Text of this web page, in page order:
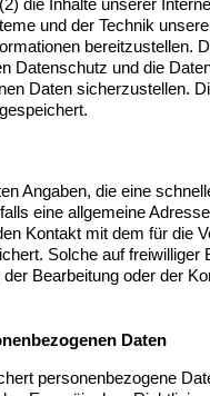
die Inhalte unserer
und der Technik
Datenschutz und die
Daten sicherzustellen.
Angaben, die eine
eine allgemeine
Kontakt mit dem für die
Solche auf
Bearbeitung oder der
Daten
personenbezogene